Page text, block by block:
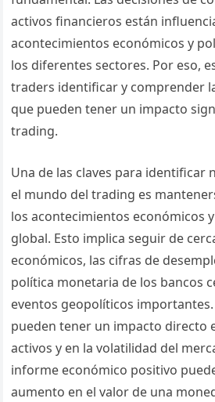
activos financieros están
acontecimientos económicos y
los diferentes sectores. Por eso,
traders identificar y comprender
que pueden tener un impacto
trading.
Una de las claves para identificar
el mundo del trading es
los acontecimientos económicos
global. Esto implica seguir de
económicos, las cifras de
política monetaria de los bancos
eventos geopolíticos importantes.
pueden tener un impacto directo
activos y en la volatilidad del
informe económico positivo
aumento en el valor de una